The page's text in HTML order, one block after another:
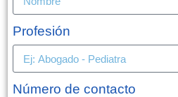
Profesión
Número de contacto